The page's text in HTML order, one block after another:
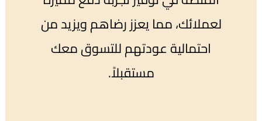
لعملائك، مما يعزز رضاهم ويزيد من
احتمالية عودتهم للتسوق معك
مستقبلاً.